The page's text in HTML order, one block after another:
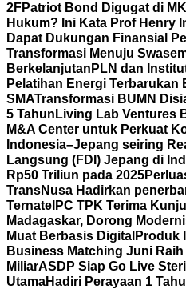
2FPatriot Bond Digugat di
Hukum? Ini Kata Prof Henry
Dapat Dukungan Finansial
Transformasi Menuju
Berkelanjutan PLN dan
Pelatihan Energi Terbarukan
SMATransformasi BUMN
5 Tahun Living Lab Ventures
M&A Center untuk Perkuat
Indonesia–Jepang seiring
Langsung (FDI) Jepang di
Rp50 Triliun pada 2025
TransNusa Hadirkan
Ternate IPC TPK Terima
Madagaskar, Dorong
Muat Berbasis Digital Produk
Business Matching Juni
MiliarASDP Siap Go Live
UtamaHadiri Perayaan 1